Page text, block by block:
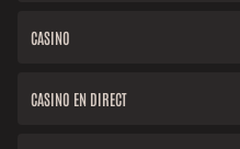
CASINO
CASINO EN DIRECT